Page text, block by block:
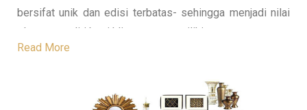
bersifat unik dan edisi terbatas- sehingga menjadi nilai
plus tersendiri bagi klien yang memilikinya.
Read More